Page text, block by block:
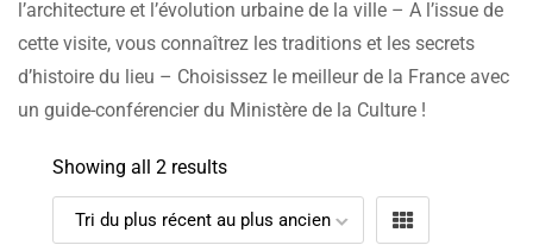
l’architecture et l’évolution urbaine de la ville – A l’issue de
cette visite, vous connaîtrez les traditions et les secrets
d’histoire du lieu – Choisissez le meilleur de la France avec
un guide-conférencier du Ministère de la Culture !
Showing all 2 results